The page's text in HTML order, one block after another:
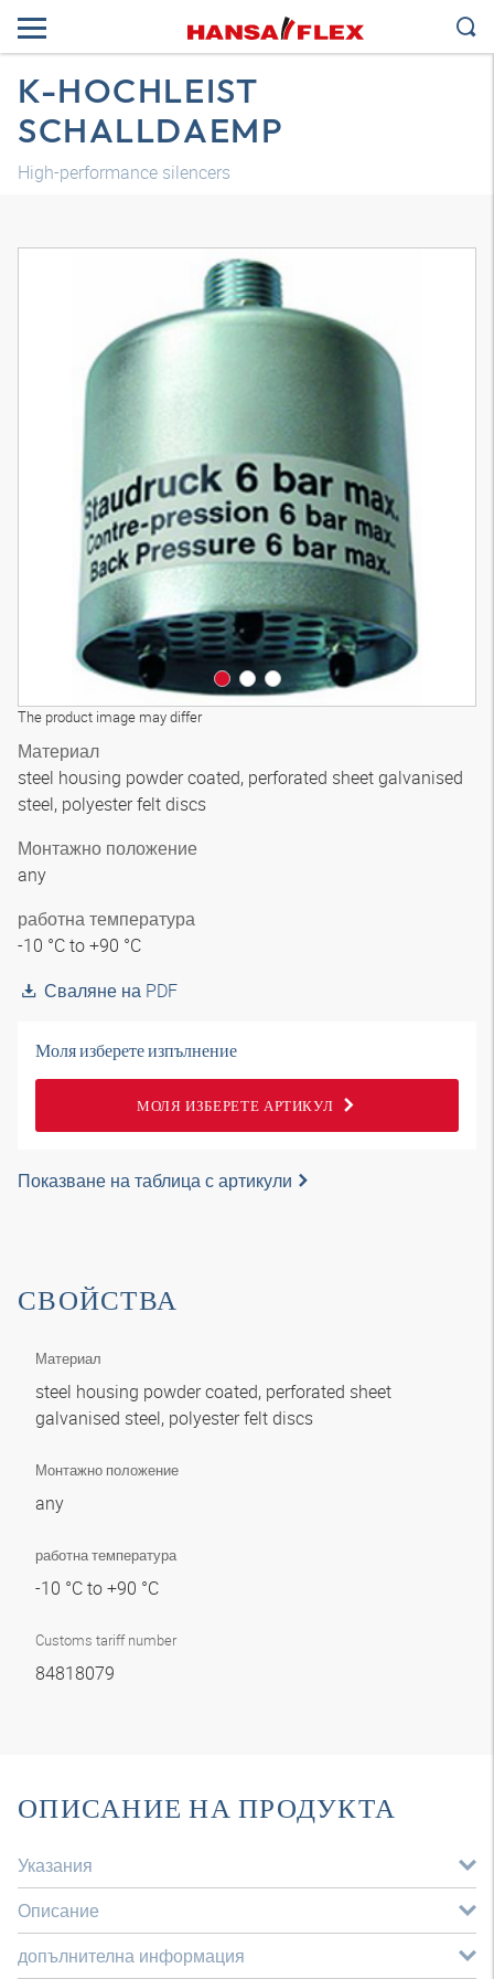
K-HOCHLEIST
SCHALLDAEMP
High-performance silencers
The product image may differ
3D модел
Материал
steel housing powder coated, perforated sheet galvanised
steel, polyester felt discs
Монтажно положение
any
работна температура
-10 °C to +90 °C
Сваляне на PDF
Моля изберете изпълнение
МОЛЯ ИЗБЕРЕТЕ АРТИКУЛ
Показване на таблица с артикули
СВОЙСТВА
Материал
steel housing powder coated, perforated sheet
galvanised steel, polyester felt discs
Монтажно положение
any
работна температура
-10 °C to +90 °C
Customs tariff number
84818079
ОПИСАНИЕ НА ПРОДУКТА
Указания
Описание
допълнителна информация